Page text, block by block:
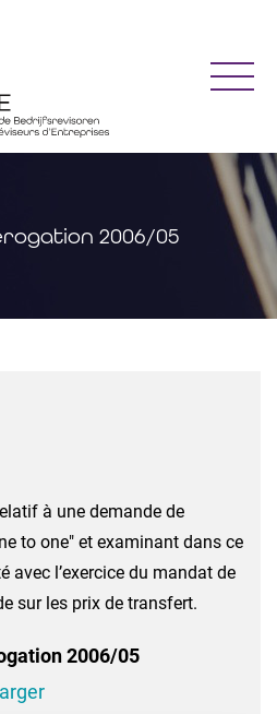
2006/05
à une demande de
to one" et examinant dans ce
avec l’exercice du mandat de
sur les prix de transfert.
2006/05